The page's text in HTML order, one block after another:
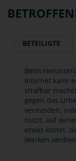
BETEILIGTE
Beim
Internet kann
strafbar
gegen das
vermeiden,
nutzt, auf
etwas kostet,
Werken